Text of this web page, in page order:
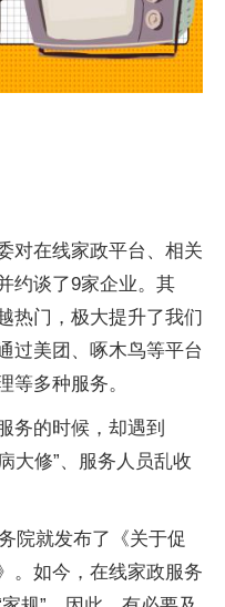
对在线家政平台、相关
约谈了9家企业。其
热门，极大提升了我们
过美团、啄木鸟等平台
等多种服务。
务的时候，却遇到
大修”、服务人员乱收
院就发布了《关于促
。如今，在线家政服务